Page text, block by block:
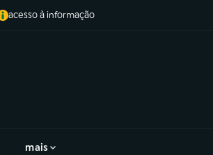
acesso à informação
mais